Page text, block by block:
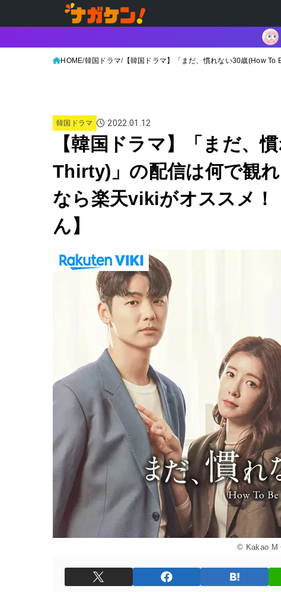
HOME 韓国ドラマ 【韓国ドラマ】「まだ、慣れない30歳(How To
韓国ドラマ 2022.01.12
【韓国ドラマ】「まだ、
Thirty)」の配信は何で観
なら楽天vikiがオススメ
ん】
© Kakao M